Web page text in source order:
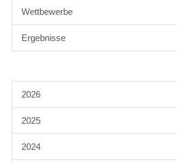
Wettbewerbe
Ergebnisse
2026
2025
2024